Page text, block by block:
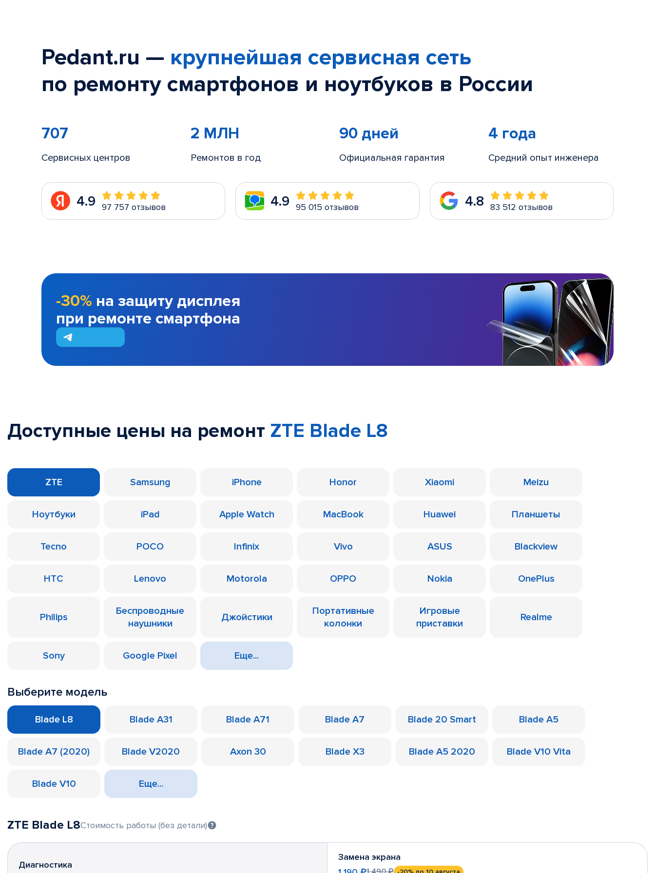
Pedant.ru — крупнейшая сервисная сеть
по ремонту смартфонов и ноутбуков в России
707
Сервисных центров
2 МЛН
Ремонтов в год
90 дней
Официальная гарантия
4 года
Средний опыт инженера
4.9 97 757 отзывов 4.9 95 015 отзывов 4.8 83 512 отзывов
-30% на защиту дисплея
при ремонте смартфона
Доступные цены на ремонт ZTE Blade L8
ZTE Samsung iPhone Honor Xiaomi Meizu
Ноутбуки iPad Apple Watch MacBook Huawei Планшеты
Tecno POCO Infinix Vivo ASUS Blackview
HTC Lenovo Motorola OPPO Nokia OnePlus
Philips
Беспроводные
наушники
Джойстики
Портативные
колонки
Игровые
приставки
Realme
Sony Google Pixel Еще...
Выберите модель
Blade L8 Blade A31 Blade A71 Blade A7 Blade 20 Smart Blade A5
Blade A7 (2020) Blade V2020 Axon 30 Blade X3 Blade A5 2020 Blade V10 Vita
Blade V10 Еще...
ZTE Blade L8Стоимость работы (без детали)
Диагностика
Замена экрана